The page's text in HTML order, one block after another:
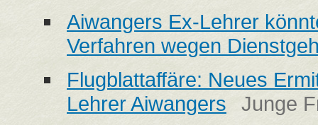
Aiwangers Ex-Lehrer
Verfahren wegen
Flugblattaffäre: Neues
Lehrer Aiwangers
Junge